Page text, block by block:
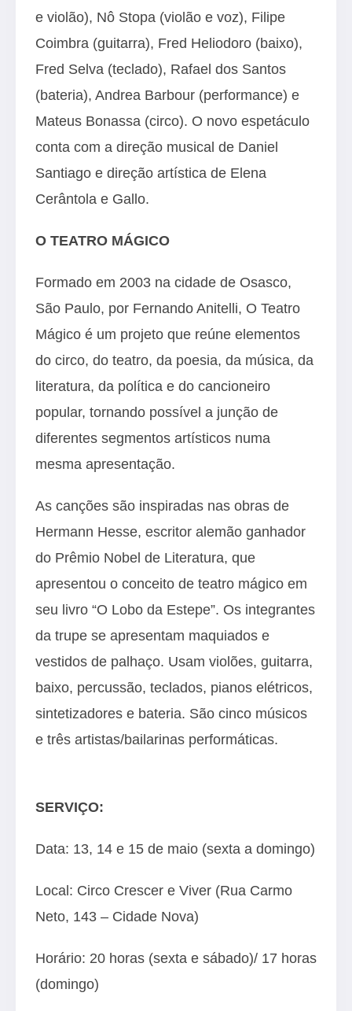
e violão), Nô Stopa (violão e voz), Filipe
Coimbra (guitarra), Fred Heliodoro (baixo),
Fred Selva (teclado), Rafael dos Santos
(bateria), Andrea Barbour (performance) e
Mateus Bonassa (circo). O novo espetáculo
conta com a direção musical de Daniel
Santiago e direção artística de Elena
Cerântola e Gallo.
O TEATRO MÁGICO
Formado em 2003 na cidade de Osasco,
São Paulo, por Fernando Anitelli, O Teatro
Mágico é um projeto que reúne elementos
do circo, do teatro, da poesia, da música, da
literatura, da política e do cancioneiro
popular, tornando possível a junção de
diferentes segmentos artísticos numa
mesma apresentação.
As canções são inspiradas nas obras de
Hermann Hesse, escritor alemão ganhador
do Prêmio Nobel de Literatura, que
apresentou o conceito de teatro mágico em
seu livro “O Lobo da Estepe”. Os integrantes
da trupe se apresentam maquiados e
vestidos de palhaço. Usam violões, guitarra,
baixo, percussão, teclados, pianos elétricos,
sintetizadores e bateria. São cinco músicos
e três artistas/bailarinas performáticas.
SERVIÇO:
Data: 13, 14 e 15 de maio (sexta a domingo)
Local: Circo Crescer e Viver (Rua Carmo
Neto, 143 – Cidade Nova)
Horário: 20 horas (sexta e sábado)/ 17 horas
(domingo)